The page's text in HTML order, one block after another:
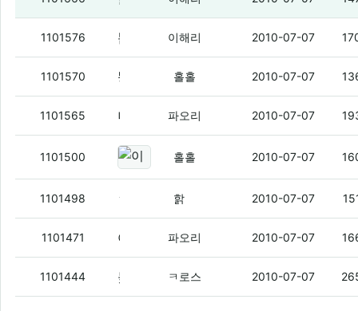
1101576 이해리 2010-07-07
1101570 홀홀 2010-07-07
1101565 (6)
파오리 2010-07-07
1101500 이거 이쁘지 않냐?(7)
홀홀 2010-07-07
1101498 (5)
핡 2010-07-07
1101471 파오리 2010-07-07
1101444 (5)
ㅋ로스 2010-07-07